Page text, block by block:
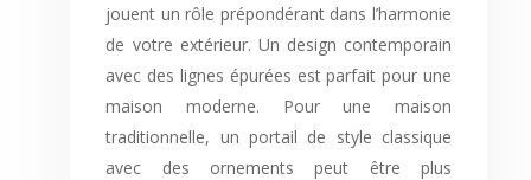
jouent un rôle prépondérant dans l’harmonie
de votre extérieur. Un design contemporain
avec des lignes épurées est parfait pour une
maison moderne. Pour une maison
traditionnelle, un portail de style classique
avec des ornements peut être plus